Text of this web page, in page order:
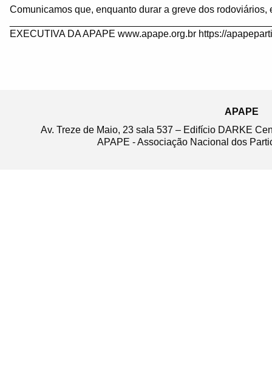
Comunicamos que, enquanto durar a greve dos
EXECUTIVA DA APAPE www.apape.org.br https://
APAPE
Av. Treze de Maio, 23 sala 537 – Edifício DARKE
APAPE - Associação Nacional dos